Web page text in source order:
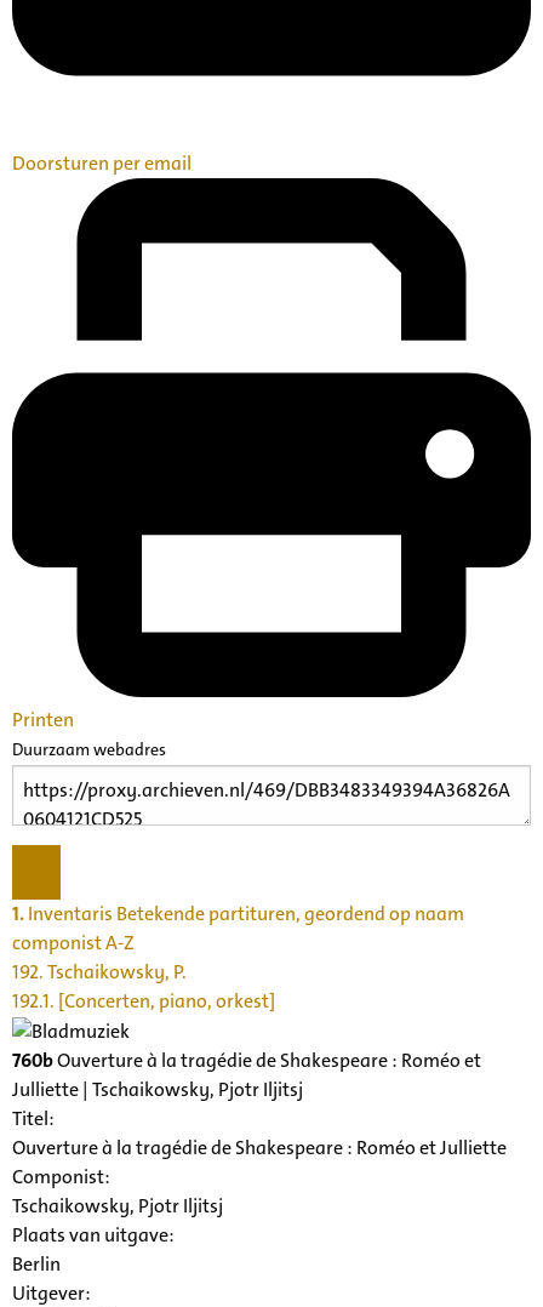
Doorsturen per email
Printen
Duurzaam webadres
1.Inventaris Betekende partituren, geordend op naam
componist A-Z
192. Tschaikowsky, P.
192.1. [Concerten, piano, orkest]
760bOuverture à la tragédie de Shakespeare : Roméo et
Julliette | Tschaikowsky, Pjotr Iljitsj
Titel:
Ouverture à la tragédie de Shakespeare : Roméo et Julliette
Componist:
Tschaikowsky, Pjotr Iljitsj
Plaats van uitgave:
Berlin
Uitgever: